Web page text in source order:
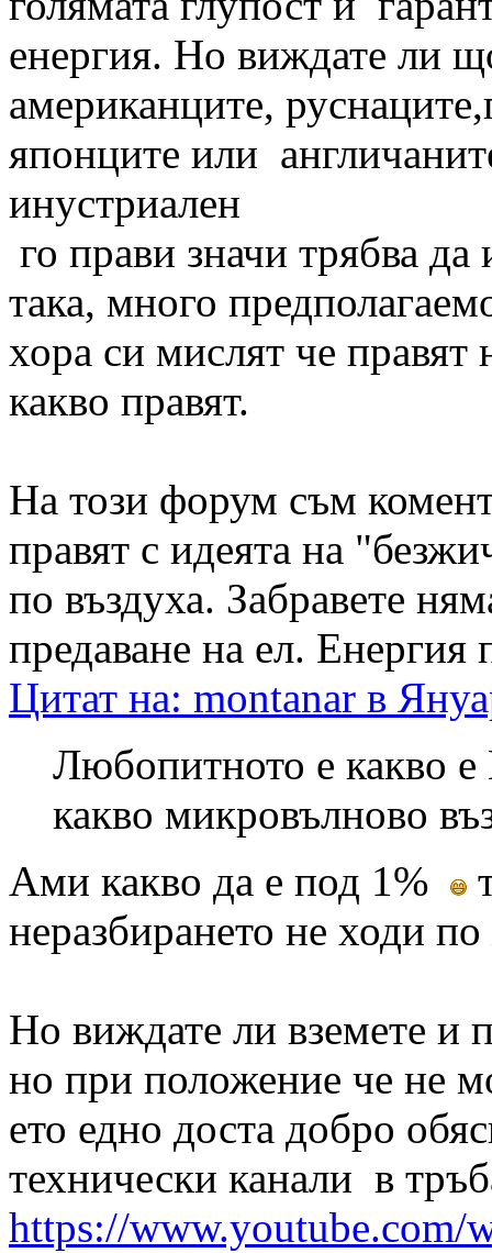
енергия. Но виждате ли
американците,
японците или
инустриален
го прави значи трябва
така, много
хора си мислят че
какво правят.
На този форум съм
правят с идеята на
по въздуха. Забравете
предаване на ел. Енергия
Цитат на: montanar в
Любопитното е какво
какво микровълново
Ами какво да е под 1%
неразбирането не ходи
Но виждате ли вземете и
но при положение че не
ето едно доста добро
технически канали в
https://